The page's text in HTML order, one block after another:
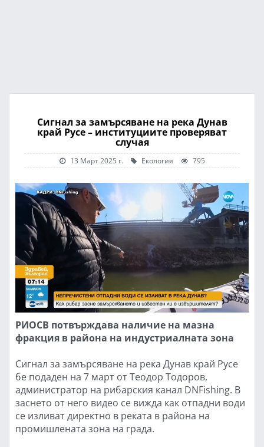
Сигнал за замърсяване на река Дунав
край Русе – институциите проверяват
случая
13 Март 2025 г. Екология 795
РИОСВ потвърждава наличие на мазна
фракция в района на индустриалната зона
Сигнал за замърсяване на река Дунав край Русе
бе подаден на 7 март от Теодор Тодоров,
администратор на рибарския канал DNFishing. В
заснето от него видео се вижда как отпадни води
се изливат директно в реката в района на
промишлената зона на града.